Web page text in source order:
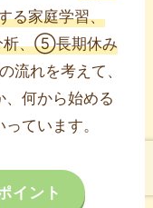
る家庭学習、
、⑤長期休み
流れを考えて、
、何から始める
ています。
イント